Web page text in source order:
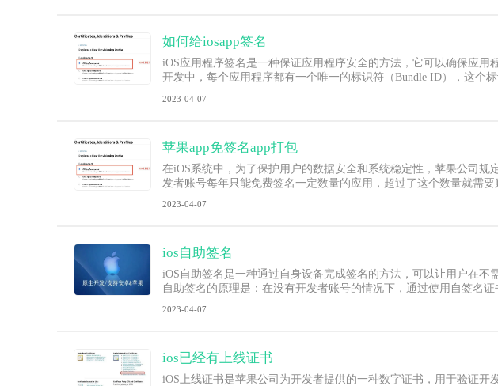
如何给iosapp签名
iOS应用程序签名是一种保证应用程序安全的方法，它可以确保应
开发中，每个应用程序都有一个唯一的标识符（Bundle ID），这个
2023-04-07
苹果app免签名app打包
在iOS系统中，为了保护用户的数据安全和系统稳定性，苹果公司
发者账号每年只能免费签名一定数量的应用，超过了这个数量就需
2023-04-07
ios自助签名
iOS自助签名是一种通过自身设备完成签名的方法，可以让用户在
自助签名的原理是：在没有开发者账号的情况下，通过使用自签名证
2023-04-07
ios已经有上线证书
iOS上线证书是苹果公司为开发者提供的一种数字证书，用于验证